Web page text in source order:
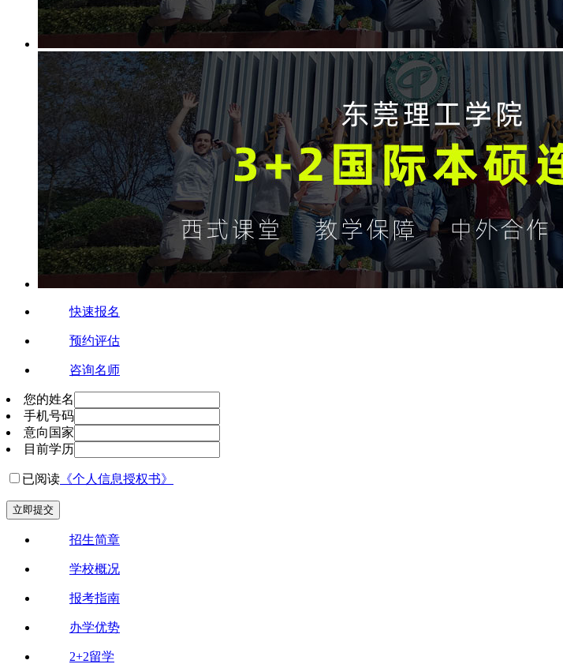
快速报名
预约评估
咨询名师
您的姓名
手机号码
意向国家
目前学历
已阅读 《个人信息授权书》
立即提交
招生简章
学校概况
报考指南
办学优势
2+2留学